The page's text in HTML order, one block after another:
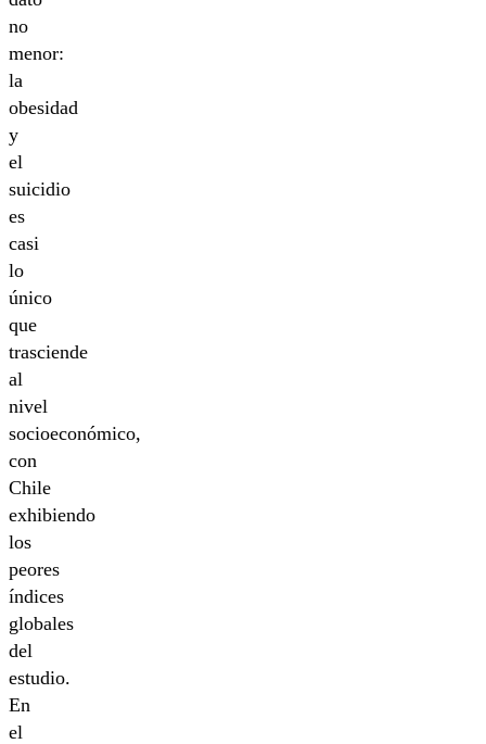
no
menor:
la
obesidad
y
el
suicidio
es
casi
lo
único
que
trasciende
al
nivel
socioeconómico,
con
Chile
exhibiendo
los
peores
índices
globales
del
estudio.
En
el